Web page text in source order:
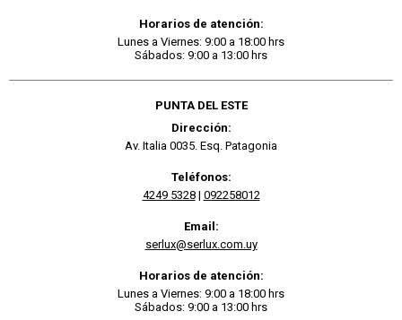
Horarios de atención:
Lunes a Viernes: 9:00 a 18:00 hrs
Sábados: 9:00 a 13:00 hrs
PUNTA DEL ESTE
Dirección:
Av. Italia 0035. Esq. Patagonia
Teléfonos:
4249 5328| 092258012
Email:
serlux@serlux.com.uy
Horarios de atención:
Lunes a Viernes: 9:00 a 18:00 hrs
Sábados: 9:00 a 13:00 hrs